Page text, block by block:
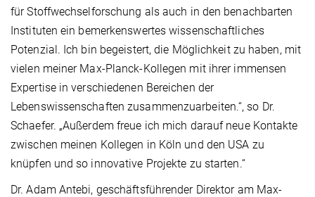
für Stoffwechselforschung als auch in den benachbarten
Instituten ein bemerkenswertes wissenschaftliches
Potenzial. Ich bin begeistert, die Möglichkeit zu haben, mit
vielen meiner Max-Planck-Kollegen mit ihrer immensen
Expertise in verschiedenen Bereichen der
Lebenswissenschaften zusammenzuarbeiten.“, so Dr.
Schaefer. „Außerdem freue ich mich darauf neue Kontakte
zwischen meinen Kollegen in Köln und den USA zu
knüpfen und so innovative Projekte zu starten.“
Dr. Adam Antebi, geschäftsführender Direktor am Max-